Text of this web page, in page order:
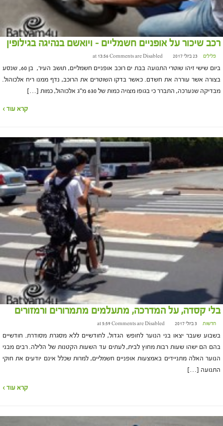
רכב שיכור על אופניים חשמליים – ויואשם בנהיגה בגילופין
פלילים 23 ביולי 2017 at 13:56 Comments are Disabled
ביום שישי זיהו שוטרי התנועה בבת ים רוכב אופניים חשמליים, תושב העיר, בן 60, שנסע
בצורה אשר עוררה את חשדם. כאשר בדקו השוטרים את הרוכב, נדף ממנו ריח אלכוהול.
מבדיקה שנערכה, התברר כי בגופו מצויה כמות של 630 מ"ג אלכוהול, כמות […]
קרא עוד ›
בלי קסדה, על המדרכה, מתעלמים מתמרורים ורמזורים
חדשות 3 ביולי 2017 at 5:59 Comments are Disabled
בשבוע שעבר יצאו בני הנוער לחופש הגדול, לחודשיים ללא מסגרת מסודרת. חודשיים
בהם הם ישהו שעות רבות מחוץ לבית, לעתים עד השעות הקטנות של הלילה. רבים מבני
הנוער האלה מתניידים באמצעות אופניים חשמליים, למרות שכלל אינם יודעים את חוקי
התנועה […]
קרא עוד ›